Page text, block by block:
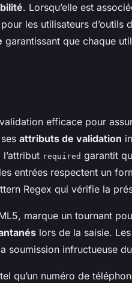
. Lorsqu’elle est
les utilisateurs d’outils
garantissant que chaque
efficace pour
attributs de validation
required garantit
entrées respectent un
Regex qui vérifie la
marque un tournant
lors de la saisie.
soumission infructueuse
qu’un numéro de